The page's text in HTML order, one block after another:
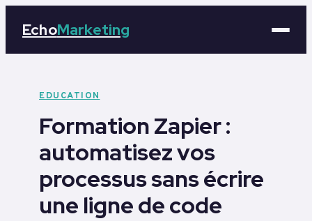
EchoMarketing
Business
Tech
Éducation
EDUCATION
Formation Zapier :
automatisez vos
processus sans écrire
une ligne de code